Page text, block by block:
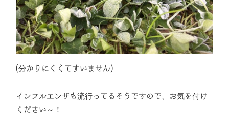
(分かりにくくてすいません)
インフルエンザも流行ってるそうですので、お気を付け
ください～！